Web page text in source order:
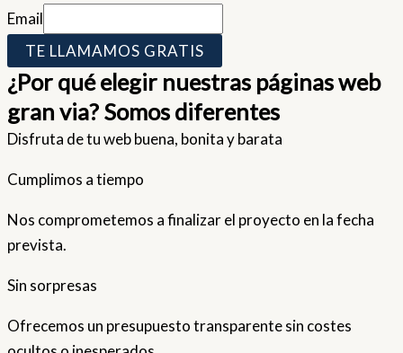
Email
TE LLAMAMOS GRATIS
¿Por qué elegir nuestras páginas web
gran via? Somos diferentes
Disfruta de tu web buena, bonita y barata
Cumplimos a tiempo
Nos comprometemos a finalizar el proyecto en la fecha
prevista.
Sin sorpresas
Ofrecemos un presupuesto transparente sin costes